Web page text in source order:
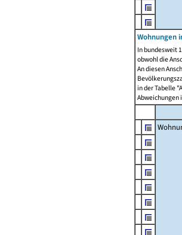
Wohnungen
In bundesweit
obwohl die
An diesen
in der Tabelle
Abweichungen